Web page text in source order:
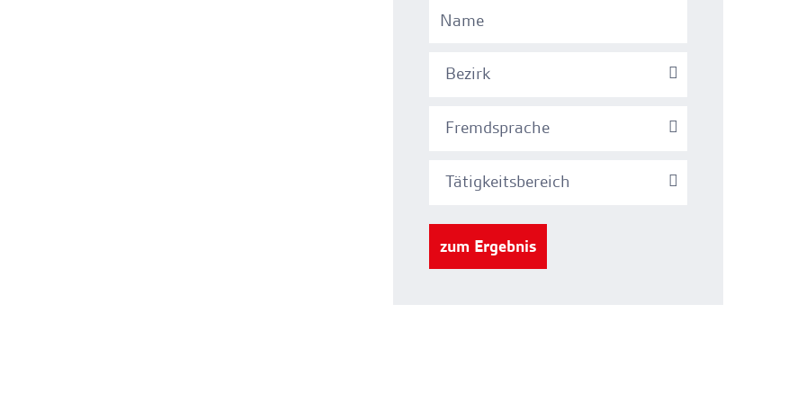
Bezirk
Fremdsprache
Tätigkeitsbereich
zum Ergebnis